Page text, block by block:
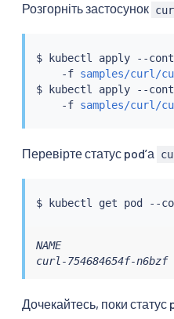
Розгорніть застосунок
$ kubectl apply --
    -f
samples/curl/
$
kubectl apply --
    -f
samples/curl/
Перевірте статус podʼа
$ kubectl get pod --
NAME
curl-754684654f-
Дочекайтесь, поки статус